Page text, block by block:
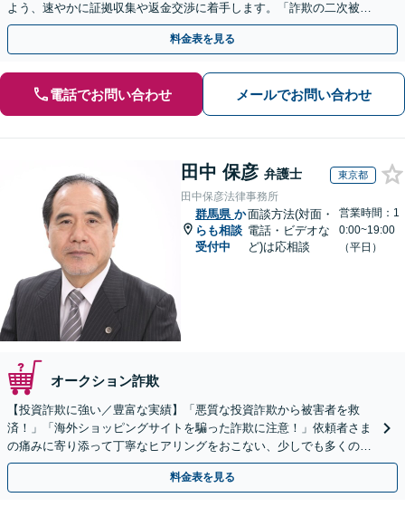
よう、速やかに証拠収集や返金交渉に着手します。「詐欺の二次被
害」のご相談も対応します【初回相談無料】【Web相談可】
料金表を見る
電話でお問い合わせ メールでお問い合わせ
田中 保彦 弁護士 東京都
田中保彦法律事務所
群馬県 か
らも相談
受付中
面談方法(対面・
電話・ビデオな
ど)は応相談
営業時間：1
0:00~19:00
（平日）
オークション詐欺
【投資詐欺に強い／豊富な実績】「悪質な投資詐欺から被害者を救
済！」「海外ショッピングサイトを騙った詐欺に注意！」依頼者さま
の痛みに寄り添って丁寧なヒアリングをおこない、少しでも多くの返
金が得られるよう尽力します！
料金表を見る